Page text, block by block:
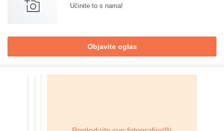
Učinite to s nama!
Objavite oglas